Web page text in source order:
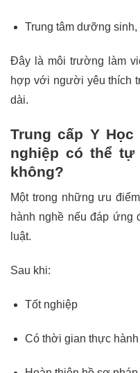
Trung tâm dưỡng
Đây là môi trường làm
hợp với người yêu thích
dài.
Trung cấp Y
nghiệp có thể
không?
Một trong những ưu
hành nghề nếu đáp ứng
luật.
Sau khi:
Tốt nghiệp
Có thời gian thực